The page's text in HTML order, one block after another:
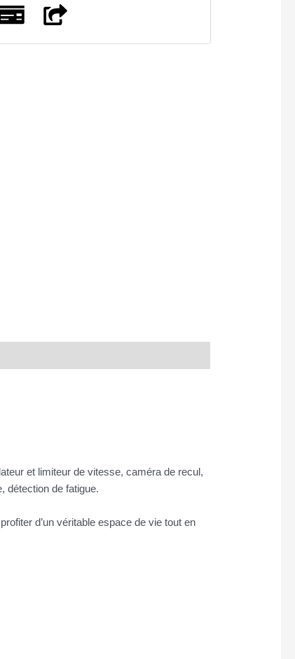
et limiteur de vitesse, caméra de recul,
détection de fatigue.
d’un véritable espace de vie tout en